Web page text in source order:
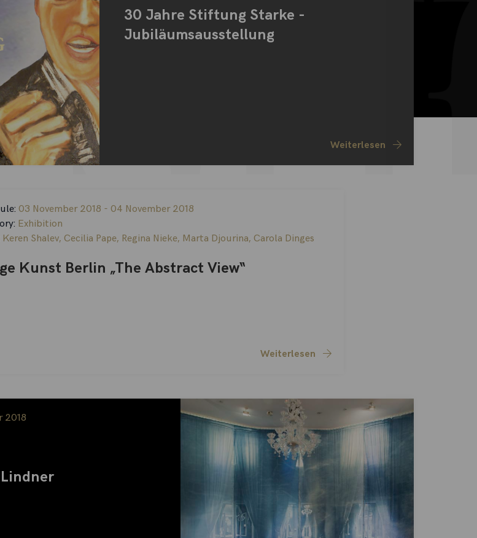
30 Jahre Stiftung Starke -
Jubiläumsausstellung
Weiterlesen
03 November 2018 - 04 November 2018
Exhibition
Keren Shalev, Cecilia Pape, Regina Nieke, Marta Djourina, Carola Dinges
Kunst Berlin „The Abstract View“
Weiterlesen
2018